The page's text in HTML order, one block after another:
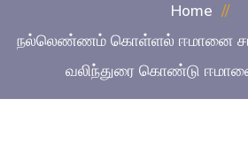
Home
நல்லெண்ணம் கொள்ளல் ஈமானை
வலிந்துரை கொண்டு